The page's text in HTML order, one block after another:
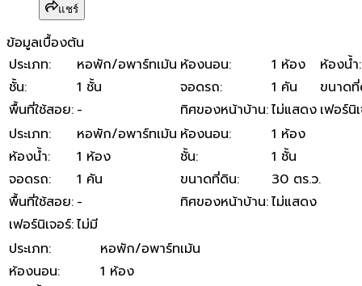
แชร์
ข้อมูลเบื้องต้น
ประเภท: หอพัก/อพาร์ทเม้น ห้องนอน: 1 ห้อง ห้องน้ำ:
ชั้น: 1 ชั้น จอดรถ: 1 คัน
ขนาด
พื้นที่ใช้สอย: - ทิศของหน้าบ้าน:ไม่แสดง เฟอร์นิ
ประเภท: หอพัก/อพาร์ทเม้น ห้องนอน:
1 ห้อง
ห้องน้ำ: 1 ห้อง ชั้น:
1 ชั้น
จอดรถ: 1 คัน ขนาดที่ดิน:
30 ตร.ว.
พื้นที่ใช้สอย: - ทิศของหน้าบ้าน:ไม่แสดง
เฟอร์นิเจอร์:ไม่มี
ประเภท:
หอพัก/อพาร์ทเม้น
ห้องนอน:
1 ห้อง